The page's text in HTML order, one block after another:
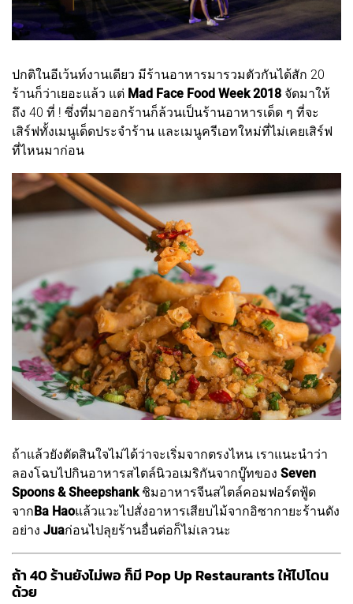
ปกติในอีเว้นท์งานเดียว มีร้านอาหารมารวมตัวกันได้สัก 20
ร้านก็ว่าเยอะแล้ว แต่ Mad Face Food Week 2018 จัดมาให้
ถึง 40 ที่ ! ซึ่งที่มาออกร้านก็ล้วนเป็นร้านอาหารเด็ด ๆ ที่จะ
เสิร์ฟทั้งเมนูเด็ดประจำร้าน และเมนูครีเอทใหม่ที่ไม่เคยเสิร์ฟ
ที่ไหนมาก่อน
ถ้าแล้วยังตัดสินใจไม่ได้ว่าจะเริ่มจากตรงไหน เราแนะนำว่า
ลองโฉบไปกินอาหารสไตล์นิวอเมริกันจากบู๊ทของ Seven
Spoons & Sheepshankชิมอาหารจีนสไตล์คอมฟอร์ตฟู้ด
จากBa Haoแล้วแวะไปสั่งอาหารเสียบไม้จากอิซากายะร้านดัง
อย่าง Juaก่อนไปลุยร้านอื่นต่อก็ไม่เลวนะ
ถ้า 40 ร้านยังไม่พอ ก็มี Pop Up Restaurants ให้ไปโดน
ด้วย